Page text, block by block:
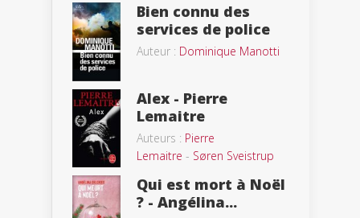
Bien connu des
services de police
Auteur : Dominique Manotti
Alex - Pierre
Lemaitre
Auteurs : Pierre
Lemaitre - Søren Sveistrup
Qui est mort à Noël
? - Angélina...